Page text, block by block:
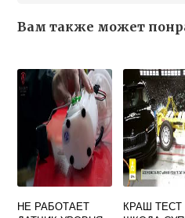
Вам также может
НЕ РАБОТАЕТ
КРАШ ТЕСТ